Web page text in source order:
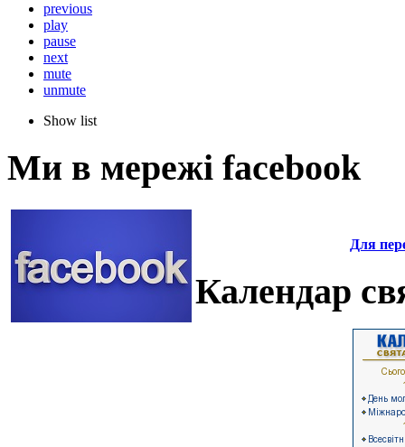
previous
play
pause
next
mute
unmute
Show list
Ми в мережі facebook
Для
Календар